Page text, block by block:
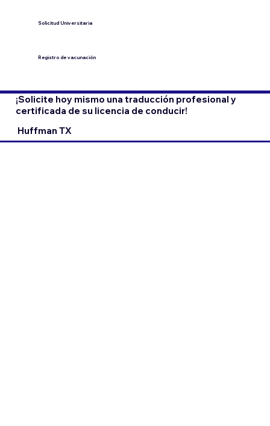
​Solicitud Universitaria
Registro de vacunación
¡Solicite hoy mismo una traducción profesional y
certificada de su licencia de conducir!
Huffman TX